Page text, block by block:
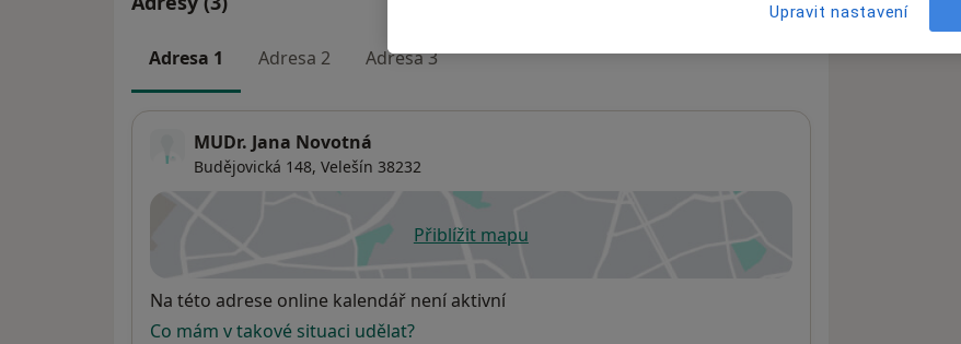
Adresa 1 Adresa 2 Adresa 3
MUDr. Jana Novotná
Budějovická 148, Velešín 38232
Přiblížit mapuse otevře v nové záložce
Dostupnost
Na této adrese online kalendář není aktivní
Co mám v takové situaci udělat?
Upravit nastavení